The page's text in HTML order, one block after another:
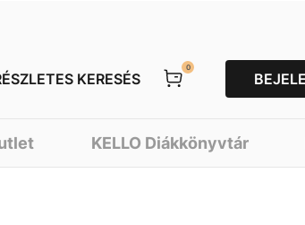
KERESÉS
0
KELLO Diákkönyvtár